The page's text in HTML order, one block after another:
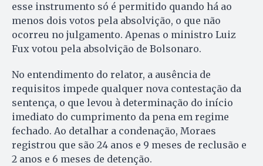
esse instrumento só é permitido quando há ao
menos dois votos pela absolvição, o que não
ocorreu no julgamento. Apenas o ministro Luiz
Fux votou pela absolvição de Bolsonaro.
No entendimento do relator, a ausência de
requisitos impede qualquer nova contestação da
sentença, o que levou à determinação do início
imediato do cumprimento da pena em regime
fechado. Ao detalhar a condenação, Moraes
registrou que são 24 anos e 9 meses de reclusão e
2 anos e 6 meses de detenção.